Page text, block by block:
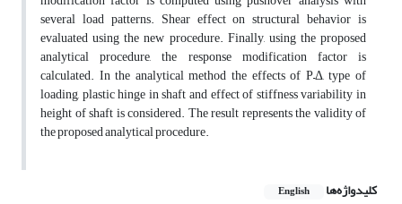
several load patterns. Shear effect on structural behavior is
evaluated using the new procedure. Finally, using the proposed
analytical procedure, the response modification factor is
calculated. In the analytical method the effects of P–Δ, type of
loading, plastic hinge in shaft and effect of stiffness variability in
height of shaft is considered. The result represents the validity of
the proposed analytical procedure.
کلیدواژه‌ها English